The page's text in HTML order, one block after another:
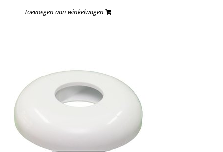
Toevoegen aan winkelwagen